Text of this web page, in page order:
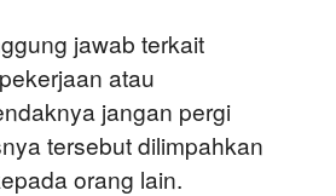
jawab terkait
atau
jangan pergi
tersebut dilimpahkan
orang lain.